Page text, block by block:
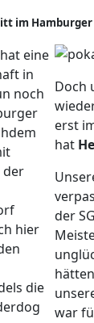
im
eine
in
noch
der
hier
die
Doch
erst
hat
der
war